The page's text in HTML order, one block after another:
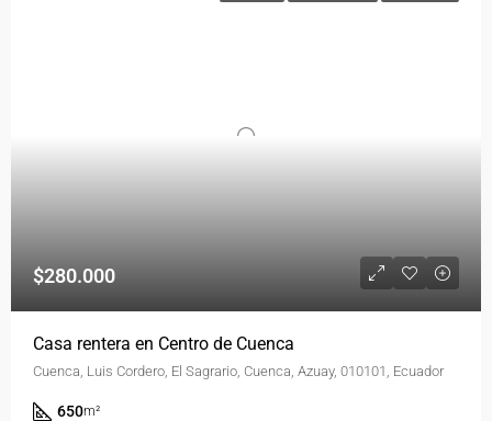
$280.000
Casa rentera en Centro de Cuenca
Cuenca, Luis Cordero, El Sagrario, Cuenca, Azuay, 010101, Ecuador
650m²